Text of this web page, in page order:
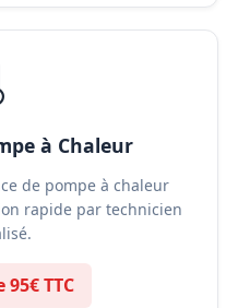
à Chaleur
de pompe à chaleur
rapide par technicien
TTC